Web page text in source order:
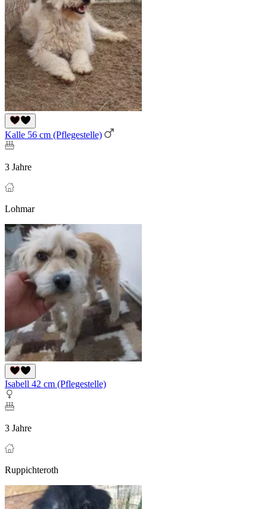
Kalle 56 cm (Pflegestelle)
3 Jahre
Lohmar
Isabell 42 cm (Pflegestelle)
3 Jahre
Ruppichteroth